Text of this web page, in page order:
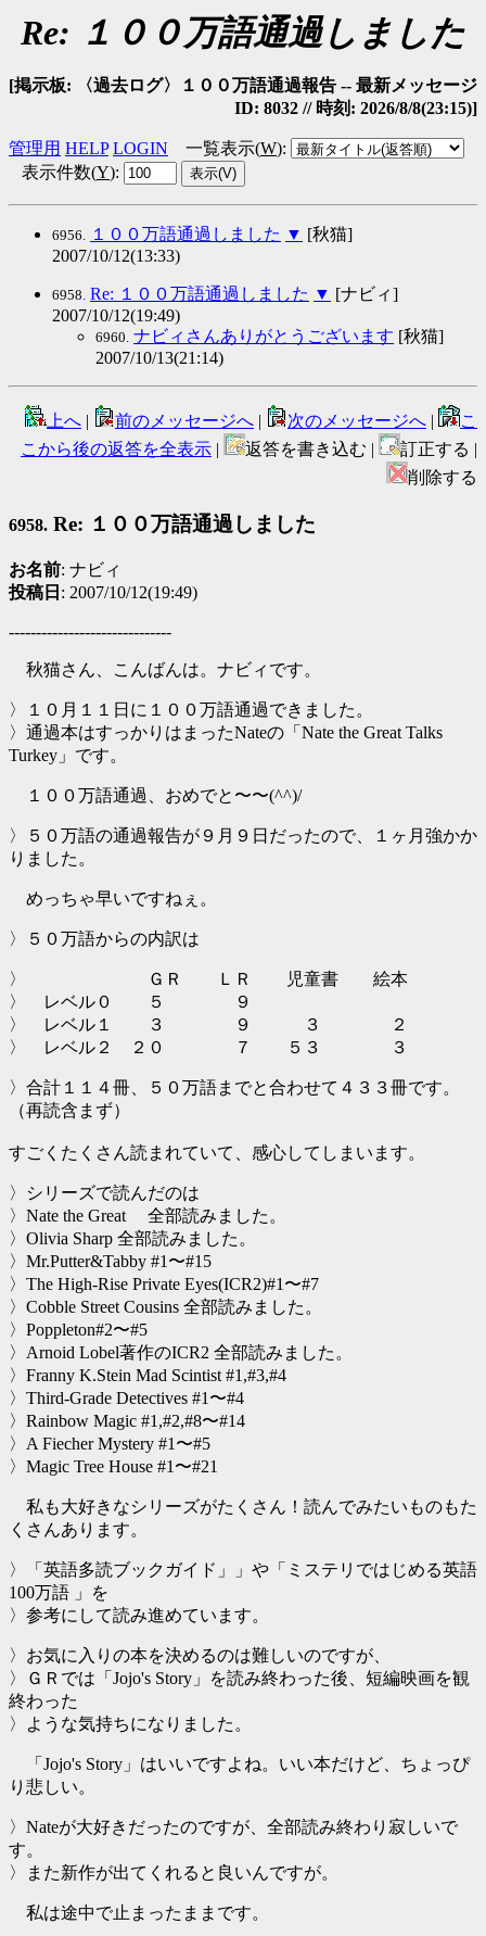
Re: １００万語通過しました
[掲示板: 〈過去ログ〉１００万語通過報告 -- 最新メッセージ
ID: 8032 // 時刻: 2026/8/8(23:15)]
管理用 HELP LOGIN 一覧表示(W):
表示件数(Y):
6956. １００万語通過しました ▼ [秋猫]
2007/10/12(13:33)
6958. Re: １００万語通過しました ▼ [ナビィ]
2007/10/12(19:49)
6960. ナビィさんありがとうございます [秋猫]
2007/10/13(21:14)
上へ | 前のメッセージへ | 次のメッセージへ |
こ
こから後の返答を全表示 | 返答を書き込む |
訂正する |
削除する
6958. Re: １００万語通過しました
お名前: ナビィ
投稿日 : 2007/10/12(19:49)
------------------------------
秋猫さん、こんばんは。ナビィです。
〉１０月１１日に１００万語通過できました。
〉通過本はすっかりはまったNateの「Nate the Great Talks
Turkey」です。
１００万語通過、おめでと〜〜(^^)/
〉５０万語の通過報告が９月９日だったので、１ヶ月強かか
りました。
めっちゃ早いですねぇ。
〉５０万語からの内訳は
〉 ＧＲ ＬＲ 児童書 絵本
〉 レベル０ ５ ９
〉 レベル１ ３ ９ ３ ２
〉 レベル２ ２０ ７ ５３ ３
〉合計１１４冊、５０万語までと合わせて４３３冊です。
（再読含まず）
すごくたくさん読まれていて、感心してしまいます。
〉シリーズで読んだのは
〉Nate the Great 全部読みました。
〉Olivia Sharp 全部読みました。
〉Mr.Putter&Tabby #1〜#15
〉The High-Rise Private Eyes(ICR2)#1〜#7
〉Cobble Street Cousins 全部読みました。
〉Poppleton#2〜#5
〉Arnoid Lobel著作のICR2 全部読みました。
〉Franny K.Stein Mad Scintist #1,#3,#4
〉Third-Grade Detectives #1〜#4
〉Rainbow Magic #1,#2,#8〜#14
〉A Fiecher Mystery #1〜#5
〉Magic Tree House #1〜#21
私も大好きなシリーズがたくさん！読んでみたいものもた
くさんあります。
〉「英語多読ブックガイド」」や「ミステリではじめる英語
100万語 」を
〉参考にして読み進めています。
〉お気に入りの本を決めるのは難しいのですが、
〉ＧＲでは「Jojo's Story」を読み終わった後、短編映画を観
終わった
〉ような気持ちになりました。
「Jojo's Story」はいいですよね。いい本だけど、ちょっぴ
り悲しい。
〉Nateが大好きだったのですが、全部読み終わり寂しいで
す。
〉また新作が出てくれると良いんですが。
私は途中で止まったままです。